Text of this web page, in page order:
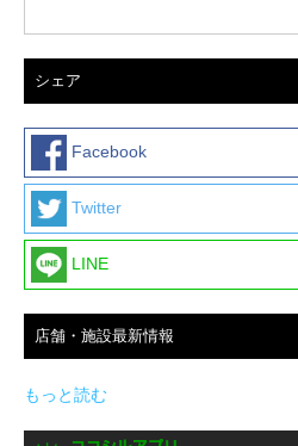
シェア
Facebook
Twitter
LINE
店舗・施設最新情報
もっと読む